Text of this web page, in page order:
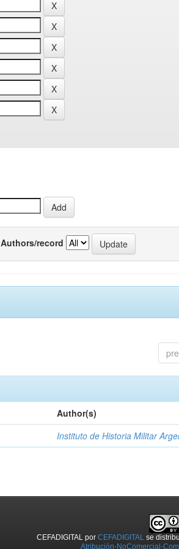
Authors/record
Author(s)
Instituto de Historia Militar
CEFADIGITAL porCEFADIGITAL se
Atribución-NoComercial-